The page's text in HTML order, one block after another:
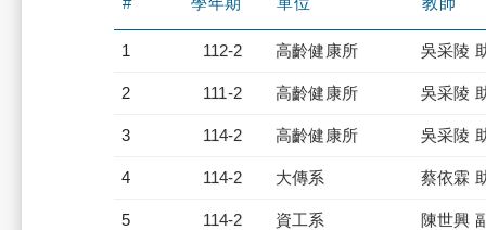
1 112-2 高齡健康所 吳采陵
2 111-2 高齡健康所 吳采陵
3 114-2 高齡健康所 吳采陵
4 114-2 大傳系 蔡依霖
5 114-2 資工系 陳世興